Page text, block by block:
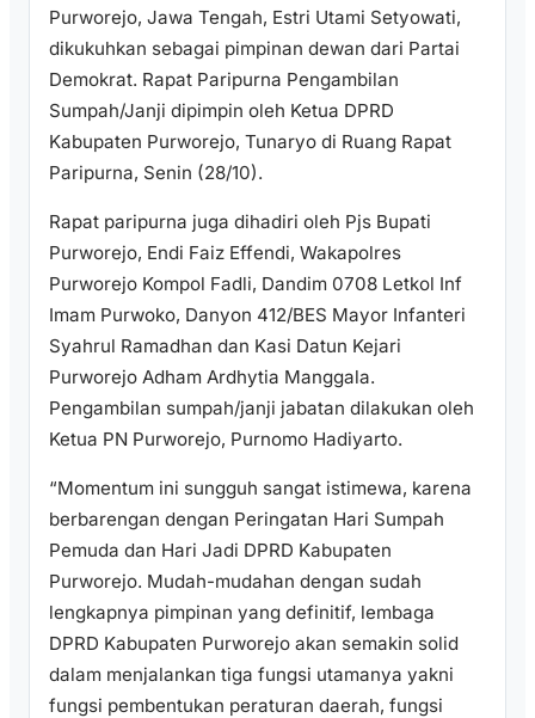
Purworejo, Jawa Tengah, Estri Utami Setyowati,
dikukuhkan sebagai pimpinan dewan dari Partai
Demokrat. Rapat Paripurna Pengambilan
Sumpah/Janji dipimpin oleh Ketua DPRD
Kabupaten Purworejo, Tunaryo di Ruang Rapat
Paripurna, Senin (28/10).
Rapat paripurna juga dihadiri oleh Pjs Bupati
Purworejo, Endi Faiz Effendi, Wakapolres
Purworejo Kompol Fadli, Dandim 0708 Letkol Inf
Imam Purwoko, Danyon 412/BES Mayor Infanteri
Syahrul Ramadhan dan Kasi Datun Kejari
Purworejo Adham Ardhytia Manggala.
Pengambilan sumpah/janji jabatan dilakukan oleh
Ketua PN Purworejo, Purnomo Hadiyarto.
“Momentum ini sungguh sangat istimewa, karena
berbarengan dengan Peringatan Hari Sumpah
Pemuda dan Hari Jadi DPRD Kabupaten
Purworejo. Mudah-mudahan dengan sudah
lengkapnya pimpinan yang definitif, lembaga
DPRD Kabupaten Purworejo akan semakin solid
dalam menjalankan tiga fungsi utamanya yakni
fungsi pembentukan peraturan daerah, fungsi